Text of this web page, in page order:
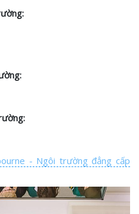
- Ngôi trường đẳng cấp